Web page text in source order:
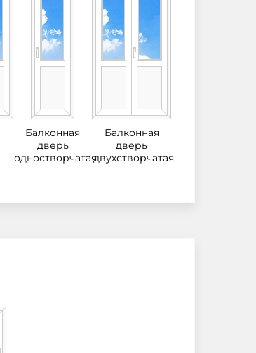
Балконная
дверь
одностворчатая
Балконная
дверь
двухстворчатая